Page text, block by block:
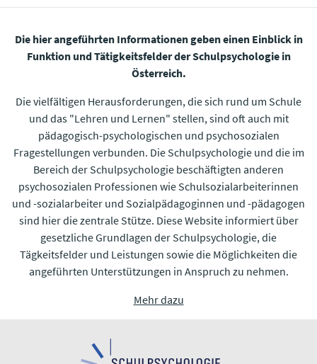
Die hier angeführten Informationen geben einen Einblick in
Funktion und Tätigkeitsfelder der Schulpsychologie in
Österreich.
Die vielfältigen Herausforderungen, die sich rund um Schule
und das "Lehren und Lernen" stellen, sind oft auch mit
pädagogisch-psychologischen und psychosozialen
Fragestellungen verbunden. Die Schulpsychologie und die im
Bereich der Schulpsychologie beschäftigten anderen
psychosozialen Professionen wie Schulsozialarbeiterinnen
und -sozialarbeiter und Sozialpädagoginnen und -pädagogen
sind hier die zentrale Stütze. Diese Website informiert über
gesetzliche Grundlagen der Schulpsychologie, die
Tägkeitsfelder und Leistungen sowie die Möglichkeiten die
angeführten Unterstützungen in Anspruch zu nehmen.
Mehr dazu